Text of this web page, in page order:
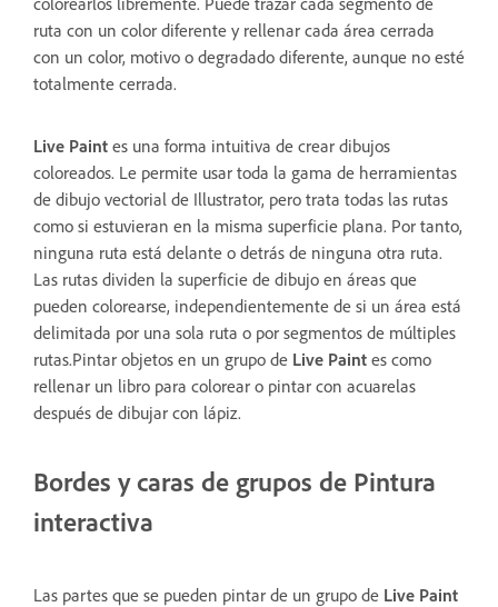
ruta con un color diferente y rellenar cada área cerrada
con un color, motivo o degradado diferente, aunque no esté
totalmente cerrada.
Live Paint es una forma intuitiva de crear dibujos
coloreados. Le permite usar toda la gama de herramientas
de dibujo vectorial de Illustrator, pero trata todas las rutas
como si estuvieran en la misma superficie plana. Por tanto,
ninguna ruta está delante o detrás de ninguna otra ruta.
Las rutas dividen la superficie de dibujo en áreas que
pueden colorearse, independientemente de si un área está
delimitada por una sola ruta o por segmentos de múltiples
rutas.Pintar objetos en un grupo de Live Paint es como
rellenar un libro para colorear o pintar con acuarelas
después de dibujar con lápiz.
Bordes y caras de grupos de Pintura
interactiva
Las partes que se pueden pintar de un grupo de Live Paint